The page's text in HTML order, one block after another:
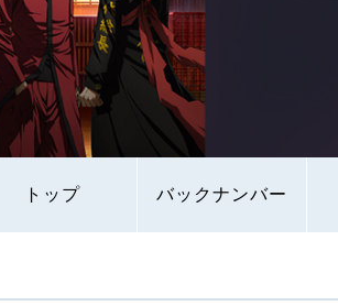
トップ バックナンバー